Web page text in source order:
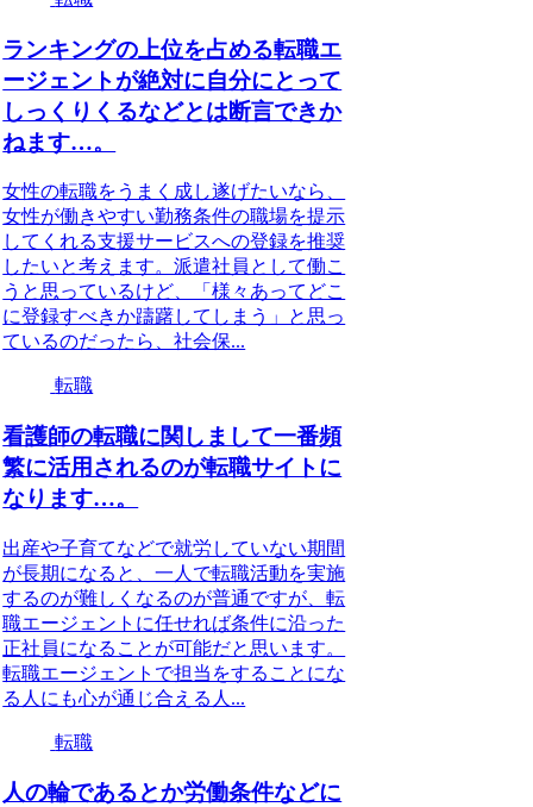
ランキングの上位を占める転職エ
ージェントが絶対に自分にとって
しっくりくるなどとは断言できか
ねます…。
女性の転職をうまく成し遂げたいなら、
女性が働きやすい勤務条件の職場を提示
してくれる支援サービスへの登録を推奨
したいと考えます。派遣社員として働こ
うと思っているけど、「様々あってどこ
に登録すべきか躊躇してしまう」と思っ
ているのだったら、社会保...
転職
看護師の転職に関しまして一番頻
繁に活用されるのが転職サイトに
なります…。
出産や子育てなどで就労していない期間
が長期になると、一人で転職活動を実施
するのが難しくなるのが普通ですが、転
職エージェントに任せれば条件に沿った
正社員になることが可能だと思います。
転職エージェントで担当をすることにな
る人にも心が通じ合える人...
転職
人の輪であるとか労働条件などに